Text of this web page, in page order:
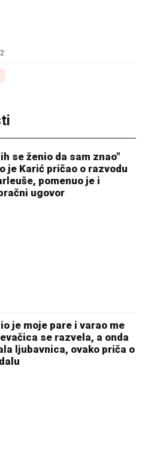
se ženio da sam znao"
je Karić pričao o razvodu
pomenuo je i
ugovor
je moje pare i varao me
se razvela, a onda
ljubavnica, ovako priča o